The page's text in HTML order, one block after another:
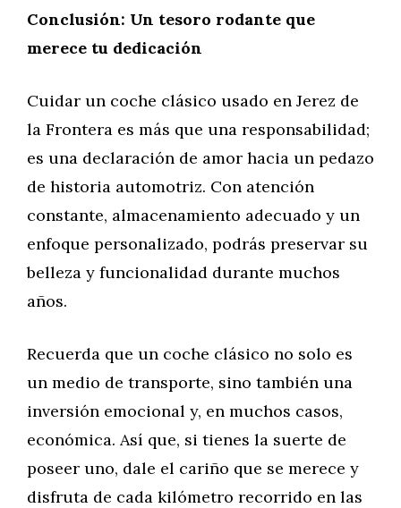
Conclusión: Un tesoro rodante que
merece tu dedicación
Cuidar un coche clásico usado en Jerez de
la Frontera es más que una responsabilidad;
es una declaración de amor hacia un pedazo
de historia automotriz. Con atención
constante, almacenamiento adecuado y un
enfoque personalizado, podrás preservar su
belleza y funcionalidad durante muchos
años.
Recuerda que un coche clásico no solo es
un medio de transporte, sino también una
inversión emocional y, en muchos casos,
económica. Así que, si tienes la suerte de
poseer uno, dale el cariño que se merece y
disfruta de cada kilómetro recorrido en las